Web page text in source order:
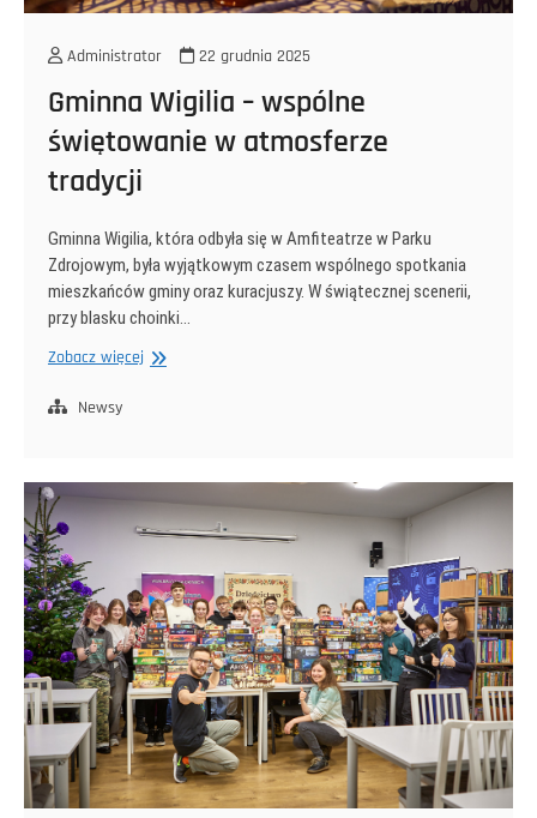
Administrator 22 grudnia 2025
Gminna Wigilia – wspólne
świętowanie w atmosferze
tradycji
Gminna Wigilia, która odbyła się w Amfiteatrze w Parku
Zdrojowym, była wyjątkowym czasem wspólnego spotkania
mieszkańców gminy oraz kuracjuszy. W świątecznej scenerii,
przy blasku choinki…
Zobacz więcej Gminna
w
atmosferze
tradycji
Newsy